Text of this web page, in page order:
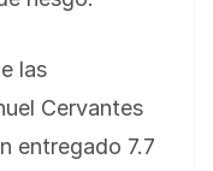
las
Cervantes
entregado 7.7